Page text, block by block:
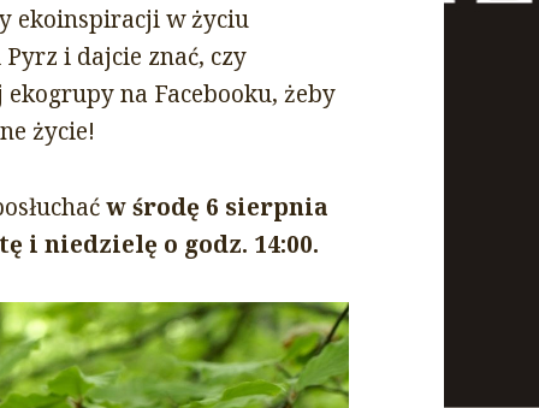
ekoinspiracji w życiu
i dajcie znać, czy
ekogrupy na Facebooku, żeby
życie!
w środę 6 sierpnia
i niedzielę o godz. 14:00.